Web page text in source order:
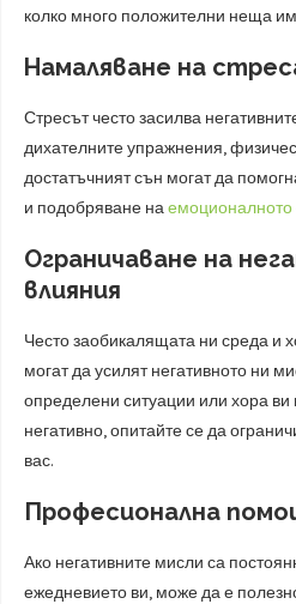
колко много положителни неща
Намаляване на
Стресът често засилва
дихателните упражнения,
достатъчният сън могат да
и подобряване наемоционалното
Ограничаване на
влияния
Често заобикалящата ни среда и
могат да усилят негативното ни
определени ситуации или хора ви
негативно, опитайте се да
вас.
Професионална
Ако негативните мисли са
ежедневието ви, може да е